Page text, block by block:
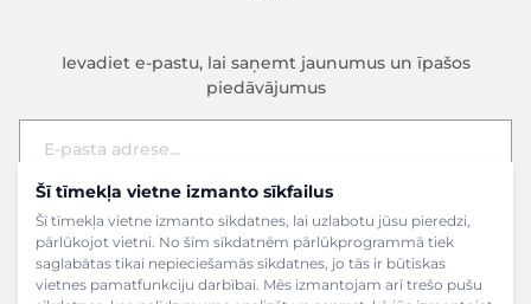
Šī tīmekļa vietne izmanto sīkfailus
Šī tīmekļa vietne izmanto sīkdatnes, lai uzlabotu jūsu pieredzi,
pārlūkojot vietni. No šīm sīkdatnēm pārlūkprogrammā tiek
saglabātas tikai nepieciešamās sīkdatnes, jo tās ir būtiskas
vietnes pamatfunkciju darbībai. Mēs izmantojam arī trešo pušu
Ievadiet e-pastu, lai saņemt jaunumus un īpašos
piedāvājumus
E-pasta adrese
Pieteikties